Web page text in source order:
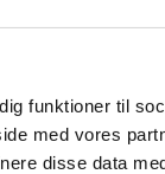
funktioner til
med vores
disse data